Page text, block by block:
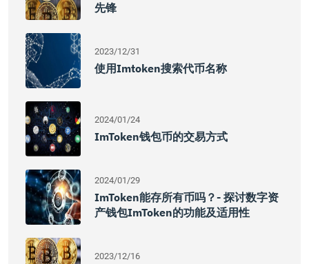
先锋
2023/12/31
使用imtoken搜索代币名称
2024/01/24
ImToken钱包币的交易方式
2024/01/29
ImToken能存所有币吗？- 探讨数字资
产钱包imToken的功能及适用性
2023/12/16